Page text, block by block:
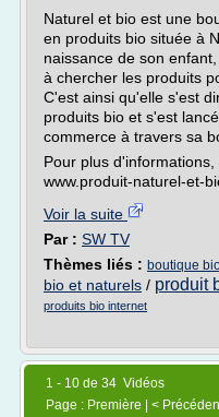
Naturel et bio est une
en produits bio située à
naissance de son
à chercher les produits
C'est ainsi qu'elle s'est
produits bio et s'est
commerce à travers sa
Pour plus
www.produit-naturel-et-
Voir la suite
Par : SW TV
Thèmes liés : boutique
bio et naturels / produit
produits bio internet
1 - 10 de 34 Vidéos
Page : Première | <